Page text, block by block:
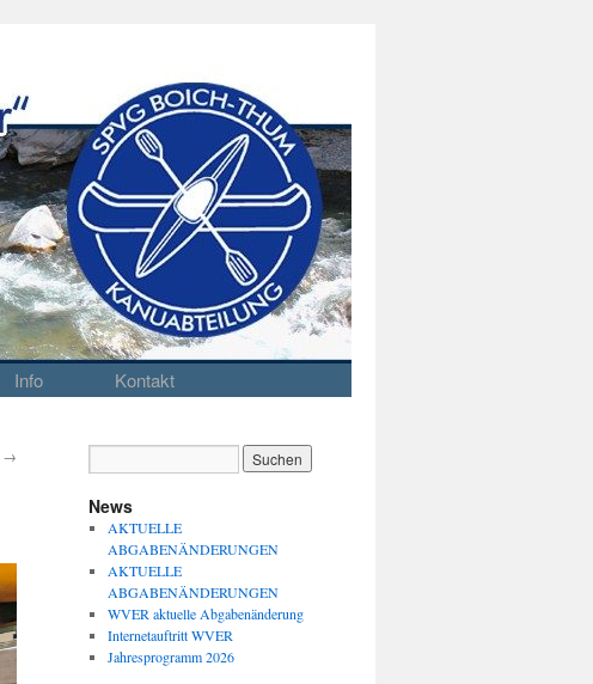
Info Kontakt
→
News
AKTUELLE
ABGABENÄNDERUNGEN
AKTUELLE
ABGABENÄNDERUNGEN
WVER aktuelle Abgabenänderung
Internetauftritt WVER
Jahresprogramm 2026